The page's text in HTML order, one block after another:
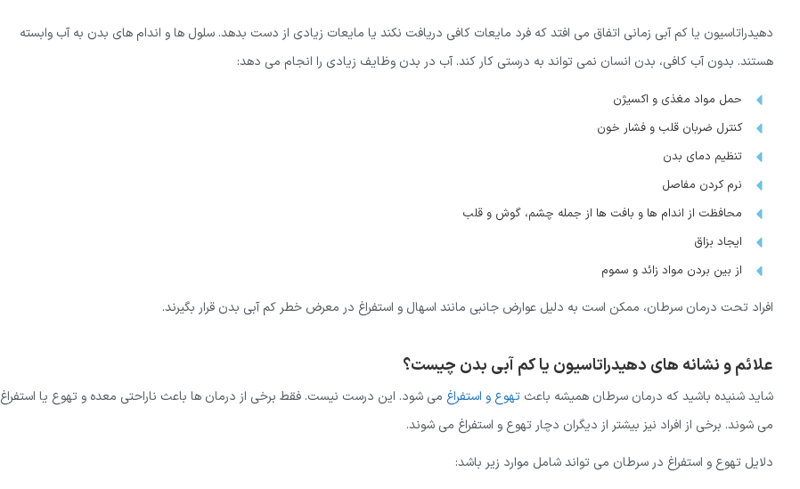
دهیدراتاسیون یا کم آبی زمانی اتفاق می افتد که فرد مایعات کافی دریافت نکند یا مایعات زیادی از دست بدهد. سلول ها و اندام های بدن به آب وابسته
هستند. بدون آب کافی، بدن انسان نمی تواند به درستی کار کند. آب در بدن وظایف زیادی را انجام می دهد:
حمل مواد مغذی و اکسیژن
کنترل ضربان قلب و فشار خون
تنظیم دمای بدن
نرم کردن مفاصل
محافظت از اندام ها و بافت ها از جمله چشم، گوش و قلب
ایجاد بزاق
از بین بردن مواد زائد و سموم
افراد تحت درمان سرطان، ممکن است به دلیل عوارض جانبی مانند اسهال و استفراغ در معرض خطر کم آبی بدن قرار بگیرند.
علائم و نشانه های دهیدراتاسیون یا کم آبی بدن چیست؟
شاید شنیده باشید که درمان سرطان همیشه باعث تهوع و استفراغ می شود. این درست نیست. فقط برخی از درمان ها باعث ناراحتی معده و تهوع یا استفراغ
می شوند. برخی از افراد نیز بیشتر از دیگران دچار تهوع و استفراغ می شوند.
دلایل تهوع و استفراغ در سرطان می تواند شامل موارد زیر باشد: